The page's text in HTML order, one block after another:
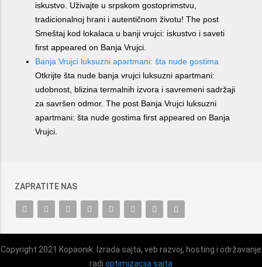
iskustvo. Uživajte u srpskom gostoprimstvu,
tradicionalnoj hrani i autentičnom životu! The post
Smeštaj kod lokalaca u banji vrujci: iskustvo i saveti
first appeared on Banja Vrujci.
Banja Vrujci luksuzni apartmani: šta nude gostima
Otkrijte šta nude banja vrujci luksuzni apartmani:
udobnost, blizina termalnih izvora i savremeni sadržaji
za savršen odmor. The post Banja Vrujci luksuzni
apartmani: šta nude gostima first appeared on Banja
Vrujci.
ZAPRATITE NAS
Copyright 2021 Kopaonik. Izrada sajta, veb razvoj, hosting i održavanje
radi optimizacija sajta